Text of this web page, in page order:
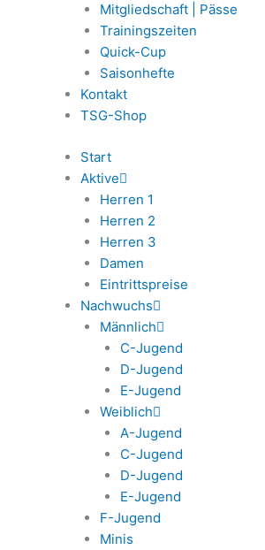
Mitgliedschaft | Pässe
Trainingszeiten
Quick-Cup
Saisonhefte
Kontakt
TSG-Shop
Start
Aktive
Herren 1
Herren 2
Herren 3
Damen
Eintrittspreise
Nachwuchs
Männlich
C-Jugend
D-Jugend
E-Jugend
Weiblich
A-Jugend
C-Jugend
D-Jugend
E-Jugend
F-Jugend
Minis